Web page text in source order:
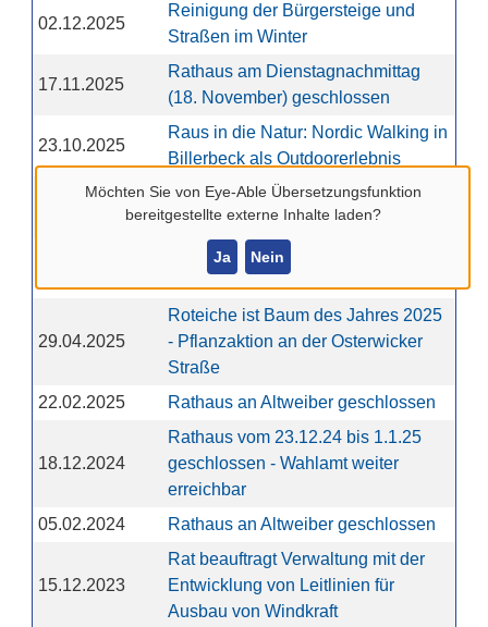
Möchten Sie von Eye-Able Übersetzungsfunktion
bereitgestellte externe Inhalte laden?
Ja Nein
02.12.2025
Reinigung der Bürgersteige und
Straßen im Winter
17.11.2025
Rathaus am Dienstagnachmittag
(18. November) geschlossen
23.10.2025
Raus in die Natur: Nordic Walking in
Billerbeck als Outdoorerlebnis
Renaturierung der Berkel in
Billerbeck abgeschlossen
Repair Café in Billerbeck öffnet
wieder am 24. Juni
29.04.2025
Roteiche ist Baum des Jahres 2025
- Pflanzaktion an der Osterwicker
Straße
22.02.2025
Rathaus an Altweiber geschlossen
18.12.2024
Rathaus vom 23.12.24 bis 1.1.25
geschlossen - Wahlamt weiter
erreichbar
05.02.2024
Rathaus an Altweiber geschlossen
15.12.2023
Rat beauftragt Verwaltung mit der
Entwicklung von Leitlinien für
Ausbau von Windkraft